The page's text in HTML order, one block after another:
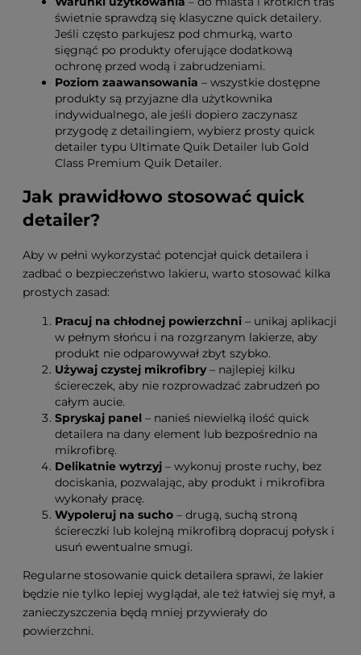
świetnie sprawdzą się klasyczne quick detailery.
Jeśli często parkujesz pod chmurką, warto
sięgnąć po produkty oferujące dodatkową
ochronę przed wodą i zabrudzeniami.
Poziom zaawansowania – wszystkie dostępne
produkty są przyjazne dla użytkownika
indywidualnego, ale jeśli dopiero zaczynasz
przygodę z detailingiem, wybierz prosty quick
detailer typu Ultimate Quik Detailer lub Gold
Class Premium Quik Detailer.
Jak prawidłowo stosować quick
detailer?
Aby w pełni wykorzystać potencjał quick detailera i
zadbać o bezpieczeństwo lakieru, warto stosować kilka
prostych zasad:
Pracuj na chłodnej powierzchni – unikaj aplikacji
w pełnym słońcu i na rozgrzanym lakierze, aby
produkt nie odparowywał zbyt szybko.
Używaj czystej mikrofibry– najlepiej kilku
ściereczek, aby nie rozprowadzać zabrudzeń po
całym aucie.
Spryskaj panel – nanieś niewielką ilość quick
detailera na dany element lub bezpośrednio na
mikrofibrę.
Delikatnie wytrzyj – wykonuj proste ruchy, bez
dociskania, pozwalając, aby produkt i mikrofibra
wykonały pracę.
Wypoleruj na sucho – drugą, suchą stroną
ściereczki lub kolejną mikrofibrą dopracuj połysk i
usuń ewentualne smugi.
Regularne stosowanie quick detailera sprawi, że lakier
będzie nie tylko lepiej wyglądał, ale też łatwiej się mył, a
zanieczyszczenia będą mniej przywierały do
powierzchni.